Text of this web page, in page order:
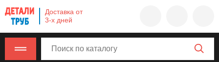
Доставка от
3-х дней
Company
name